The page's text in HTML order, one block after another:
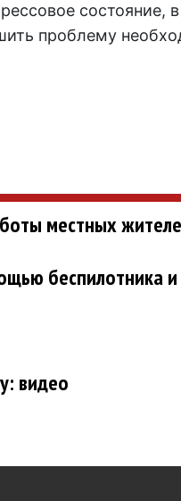
состояние,
проблему
местных
беспилотника и
видео